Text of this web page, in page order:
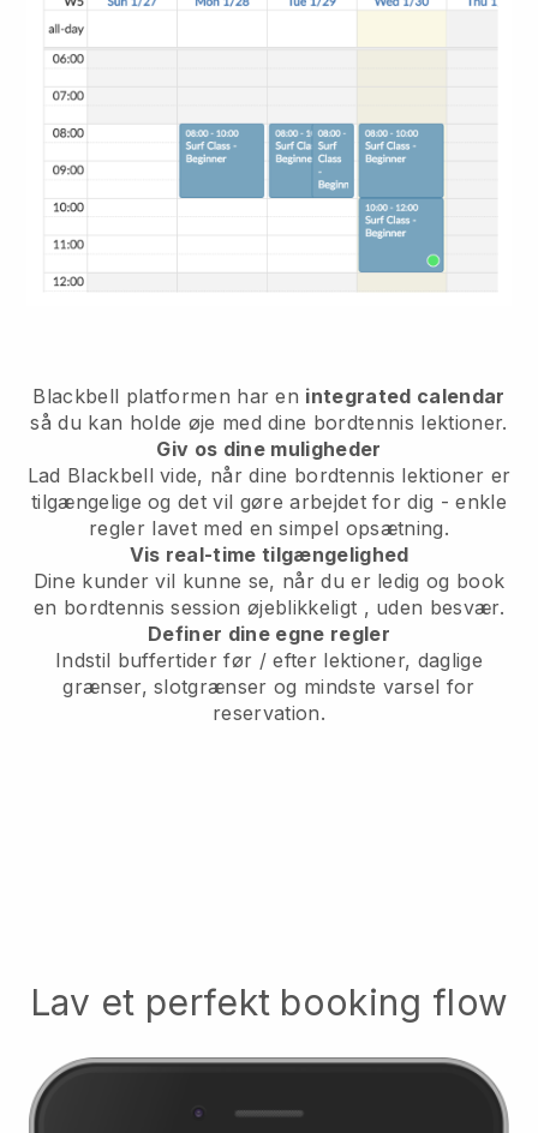
Blackbell platformen har en integrated calendar
så du kan holde øje med dine bordtennis lektioner.
Giv os dine muligheder
Lad Blackbell vide, når dine bordtennis lektioner er
tilgængelige og det vil gøre arbejdet for dig - enkle
regler lavet med en simpel opsætning.
Vis real-time tilgængelighed
Dine kunder vil kunne se, når du er ledigog book
en bordtennis session øjeblikkeligt , uden besvær.
Definer dine egne regler
Indstil buffertider før / efter lektioner, daglige
grænser, slotgrænser og mindste varsel for
reservation.
Lav et perfekt booking flow